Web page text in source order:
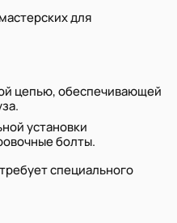
для
цепью, обеспечивающей
установки
болты.
специального